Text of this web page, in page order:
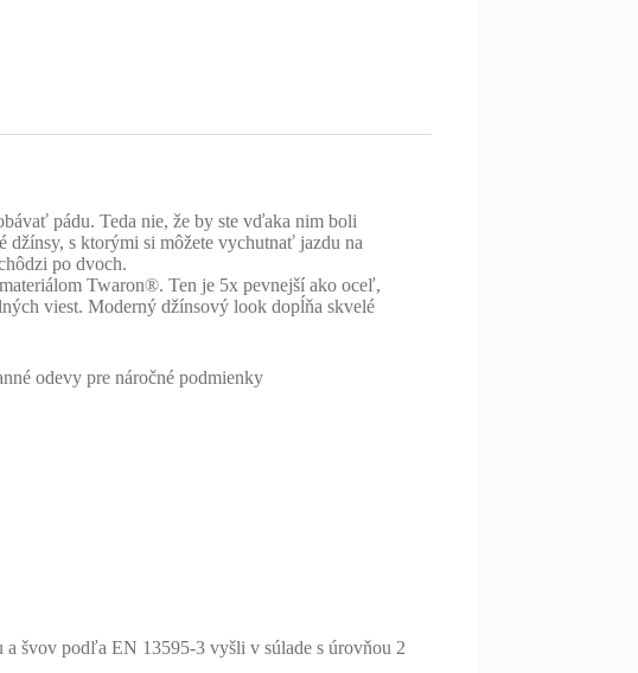
pádu. Teda nie, že by ste vďaka nim boli
s ktorými si môžete vychutnať jazdu na
po dvoch.
Twaron®. Ten je 5x pevnejší ako oceľ,
viest. Moderný džínsový look dopĺňa skvelé
odevy pre náročné podmienky
švov podľa EN 13595-3 vyšli v súlade s úrovňou 2